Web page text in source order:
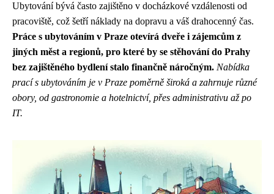
Ubytování bývá často zajištěno v docházkové vzdálenosti od
pracoviště, což šetří náklady na dopravu a váš drahocenný čas.
Práce s ubytováním v Praze otevírá dveře i zájemcům z
jiných měst a regionů, pro které by se stěhování do Prahy
bez zajištěného bydlení stalo finančně náročným. Nabídka
prací s ubytováním je v Praze poměrně široká a zahrnuje různé
obory, od gastronomie a hotelnictví, přes administrativu až po
IT.